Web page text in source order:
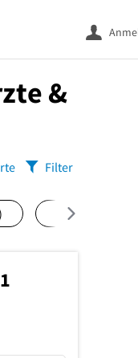
&
Filter
Mittelshuchting